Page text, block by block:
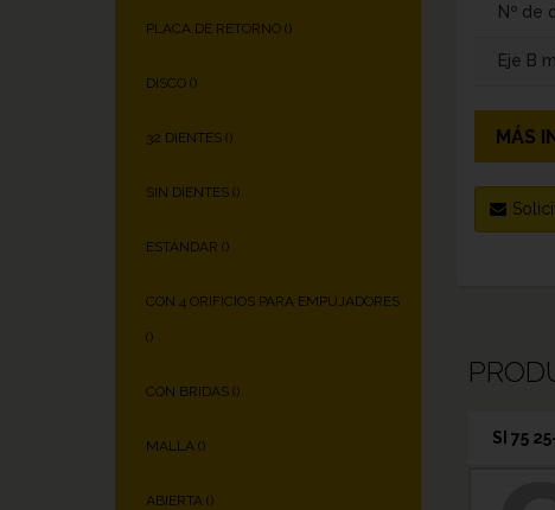
PLACA DE RETORNO ()
DISCO ()
32 DIENTES ()
SIN DIENTES ()
ESTÁNDAR ()
CON 4 ORIFICIOS PARA EMPUJADORES
()
CON BRIDAS ()
MALLA ()
ABIERTA ()
Nº de
Eje B
MÁS
SI 75